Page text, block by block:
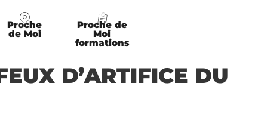
Proche
de Moi
Proche de
Moi
formations
D’ARTIFICE DU